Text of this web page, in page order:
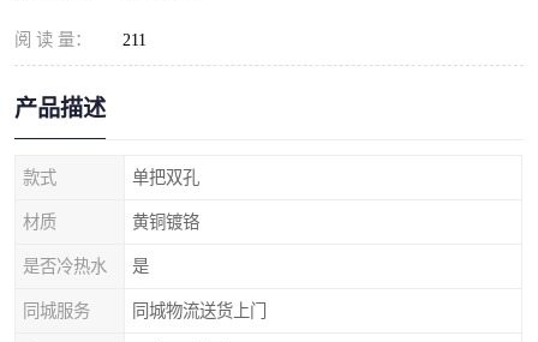
阅 读 量： 211
产品描述
款式 单把双孔
材质 黄铜镀铬
是否冷热水 是
同城服务 同城物流送货上门